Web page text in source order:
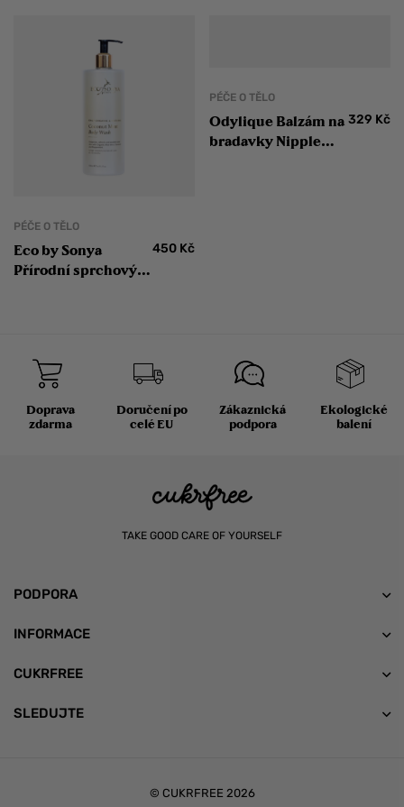
PÉČE O TĚLO
Eco by Sonya
Přírodní sprchový
450 Kč
PÉČE O TĚLO
Odylique Balzám na
bradavky Nipple
329 Kč
Doprava
zdarma
Doručení po
celé EU
Zákaznická
podpora
Ekologické
balení
TAKE GOOD CARE OF YOURSELF
PODPORA
INFORMACE
CUKRFREE
SLEDUJTE
© CUKRFREE 2026